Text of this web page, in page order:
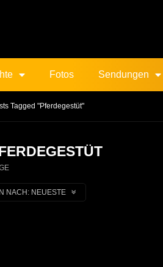
Fotos Sendungen
Tagged "Pferdegestüt"
NACH: NEUESTE